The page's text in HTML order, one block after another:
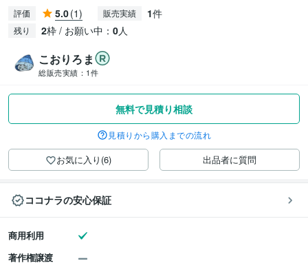
評価 5.0(1) 販売実績 1件
残り 2枠 / お願い中： 0人
こおりろま
総販売実績： 1件
無料で見積り相談
見積りから購入までの流れ
お気に入り(6) 出品者に質問
ココナラの安心保証
商用利用
著作権譲渡